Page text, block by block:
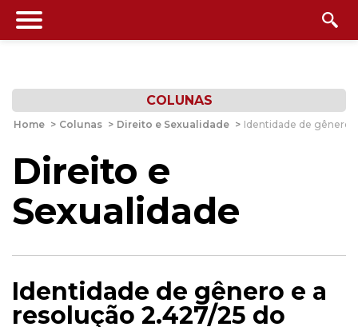
COLUNAS
Home > Colunas > Direito e Sexualidade > Identidade de gênero
Direito e
Sexualidade
Identidade de gênero e a
resolução 2.427/25 do